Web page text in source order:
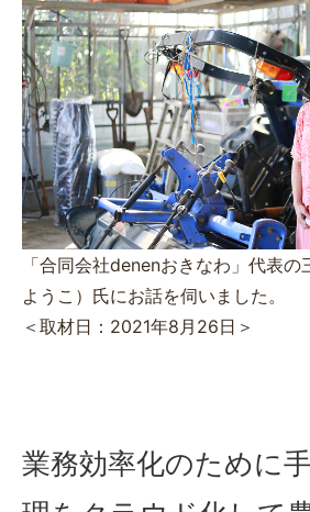
「合同会社denenおきなわ」代表の
ようこ）氏にお話を伺いました。
＜取材日：2021年8月26日＞
業務効率化のために